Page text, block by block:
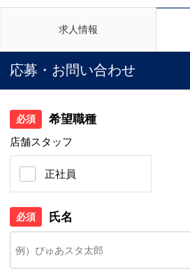
求人情報
応募・お問い合わせ
必須 希望職種
店舗スタッフ
正社員
必須 氏名